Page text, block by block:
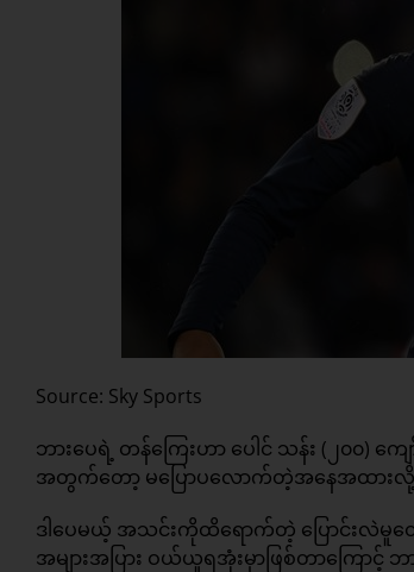
Source: Sky Sports
ဘားပေရဲ့ တန်ကြေးဟာ ပေါင် သန်း (၂၀၀)
အတွက်တော့ မပြောပလောက်တဲ့အနေအထားလို့
ဒါပေမယ့် အသင်းကိုထိရောက်တဲ့ ပြောင်းလဲ
အများအပြား ဝယ်ယူရအုံးမှာဖြစ်တာကြောင့်